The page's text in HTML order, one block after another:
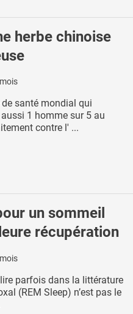
herbe chinoise
santé mondial qui
1 homme sur 5 au
contre l' ...
un sommeil
récupération
parfois dans la littérature
(REM Sleep) n’est pas le